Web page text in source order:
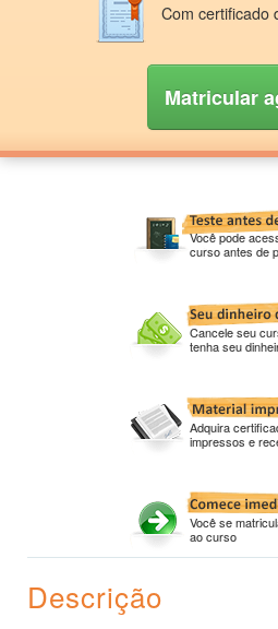
Com certificado
Matricular
Você pode
curso antes de
Cancele seu
tenha seu
Adquira
impressos e
Você se
ao curso
Descrição